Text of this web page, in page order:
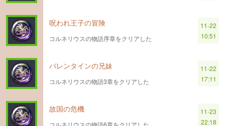
呪われ王子の冒険
コルネリウスの物語序章をクリアした
11-22
10:51
バレンタインの兄妹
コルネリウスの物語3章をクリアした
11-22
17:11
故国の危機
コルネリウスの物語6章をクリアした
11-23
22:18